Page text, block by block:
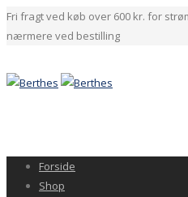
Fri fragt ved køb over 600 kr. for
nærmere ved bestilling
Forside
Shop